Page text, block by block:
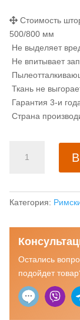
Стоимость
500/800 мм
Не выделяет
Не впитывает
Ткань не
Гарантия 3-и
Страна
товара
с
Велюр
Категория:
Остались
подойдет